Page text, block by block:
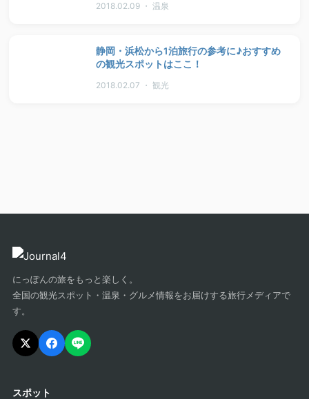
2018.02.09 ・ 温泉
静岡・浜松から1泊旅行の参考に♪おすすめ
の観光スポットはここ！
2018.02.07 ・ 観光
にっぽんの旅をもっと楽しく。
全国の観光スポット・温泉・グルメ情報をお届けする旅行メディアで
す。
スポット